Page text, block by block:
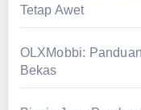
Tetap Awet
OLXMobbi:
Bekas